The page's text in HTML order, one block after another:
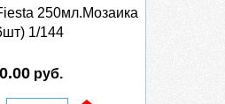
250мл.Мозаика
1/144
руб.